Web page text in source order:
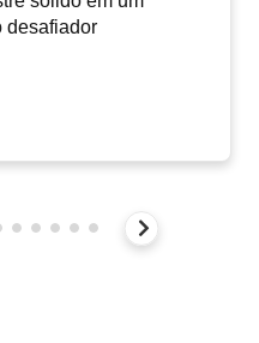
desafiador